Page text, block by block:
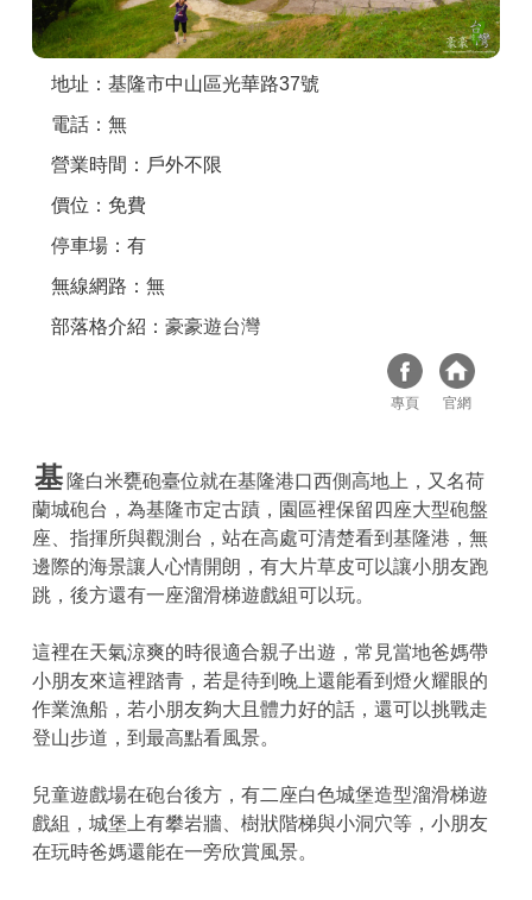
APP下載
地址：基隆市中山區光華路37號
電話：無
營業時間：戶外不限
價位：免費
停車場：有
無線網路：無
部落格介紹： 豪豪遊台灣
專頁 官網
基 隆白米甕砲臺位就在基隆港口西側高地上，又名荷
蘭城砲台，為基隆市定古蹟，園區裡保留四座大型砲盤
座、指揮所與觀測台，站在高處可清楚看到基隆港，無
邊際的海景讓人心情開朗，有大片草皮可以讓小朋友跑
跳，後方還有一座溜滑梯遊戲組可以玩。
這裡在天氣涼爽的時很適合親子出遊，常見當地爸媽帶
小朋友來這裡踏青，若是待到晚上還能看到燈火耀眼的
作業漁船，若小朋友夠大且體力好的話，還可以挑戰走
登山步道，到最高點看風景。
兒童遊戲場在砲台後方，有二座白色城堡造型溜滑梯遊
戲組，城堡上有攀岩牆、樹狀階梯與小洞穴等，小朋友
在玩時爸媽還能在一旁欣賞風景。